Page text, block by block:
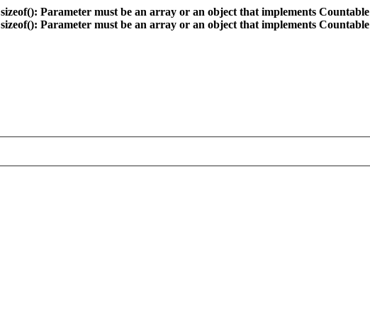
sizeof(): Parameter must be an array or an object that implements Countable
sizeof(): Parameter must be an array or an object that implements Countable